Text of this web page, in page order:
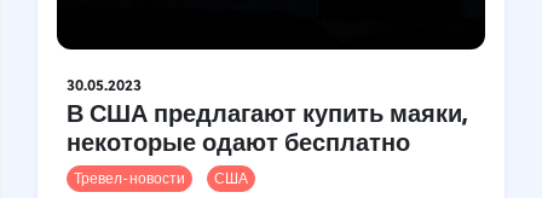
30.05.2023
В США предлагают купить маяки,
некоторые одают бесплатно
Тревел-новости США